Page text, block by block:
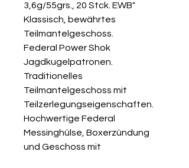
3,6g/55grs., 20 Stck. EWB"
Klassisch, bewährtes
Teilmantelgeschoss.
Federal Power Shok
Jagdkugelpatronen.
Traditionelles
Teilmantelgeschoss mit
Teilzerlegungseigenschaften.
Hochwertige Federal
Messinghülse, Boxerzündung
und Geschoss mit